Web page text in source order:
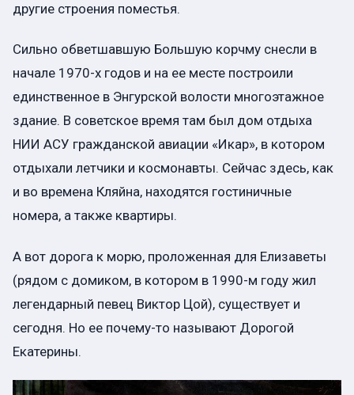
другие строения поместья.
Сильно обветшавшую Большую корчму снесли в
начале 1970-х годов и на ее месте построили
единственное в Энгурской волости многоэтажное
здание. В советское время там был дом отдыха
НИИ АСУ гражданской авиации «Икар», в котором
отдыхали летчики и космонавты. Сейчас здесь, как
и во времена Кляйна, находятся гостиничные
номера, а также квартиры.
А вот дорога к морю, проложенная для Елизаветы
(рядом с домиком, в котором в 1990-м году жил
легендарный певец Виктор Цой), существует и
сегодня. Но ее почему-то называют Дорогой
Екатерины.